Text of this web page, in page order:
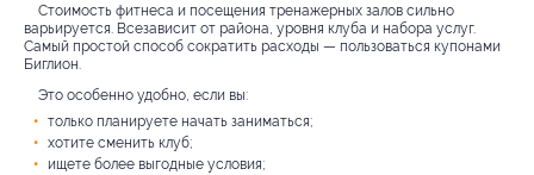
Стоимость фитнеса и посещения тренажерных залов сильно
варьируется. Всезависит от района, уровня клуба и набора услуг.
Самый простой способ сократить расходы — пользоваться купонами
Биглион.
Это особенно удобно, если вы:
только планируете начать заниматься;
хотите сменить клуб;
ищете более выгодные условия;